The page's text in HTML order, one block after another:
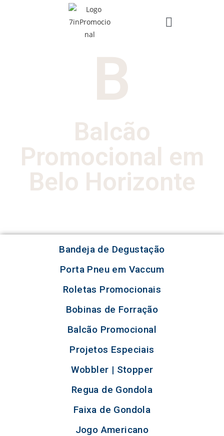
B
Balcão
Promocional em
Belo Horizonte
Bandeja de Degustação
Porta Pneu em Vaccum
Roletas Promocionais
Bobinas de Forração
Balcão Promocional
Projetos Especiais
Wobbler | Stopper
Regua de Gondola
Faixa de Gondola
Jogo Americano